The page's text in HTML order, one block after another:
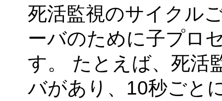
死活監視のサイクル
ーバのために子プロ
す。 たとえば、死活
バがあり、10秒ごと